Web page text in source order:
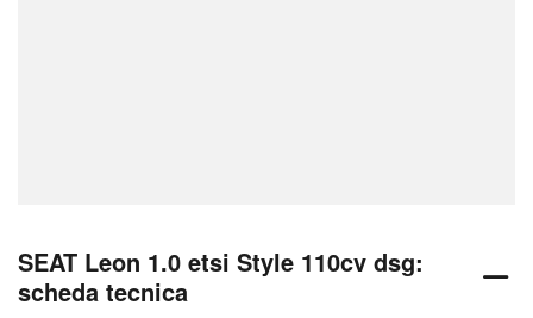
SEAT Leon 1.0 etsi Style 110cv dsg:
scheda tecnica